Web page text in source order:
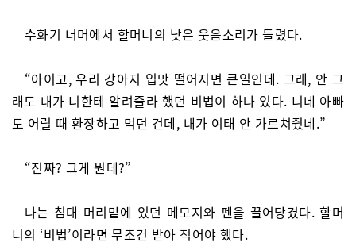
수화기 너머에서 할머니의 낮은 웃음소리가 들렸다.
“아이고, 우리 강아지 입맛 떨어지면 큰일인데. 그래, 안 그
래도 내가 니한테 알려줄라 했던 비법이 하나 있다. 니네 아빠
도 어릴 때 환장하고 먹던 건데, 내가 여태 안 가르쳐줬네.”
“진짜? 그게 뭔데?”
나는 침대 머리맡에 있던 메모지와 펜을 끌어당겼다. 할머
니의 ‘비법’이라면 무조건 받아 적어야 했다.